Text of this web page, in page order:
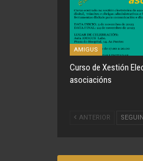
AMIGUS
Curso de Xestión
asociacións
ANTERIOR